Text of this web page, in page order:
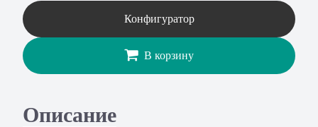
Конфигуратор
В корзину
Описание